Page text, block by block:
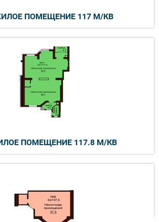
ПОМЕЩЕНИЕ 117 М/КВ
ПОМЕЩЕНИЕ 117.8 М/КВ